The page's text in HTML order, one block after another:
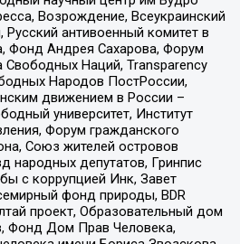
Возрождение, Всеукраинский
антивоенный комитет в
Фонд Андрея Сахарова, Форум
Свободных Наций, Transparеncy
Народов ПостРоссии,
движением в России –
университет, Институт
Форум гражданского
Союз жителей островов
народных депутатов, Гринпис
с коррупцией Инк, Завет
фонд природы, BDR
проект, Образовательный дом
Фонд Дом Прав Человека,